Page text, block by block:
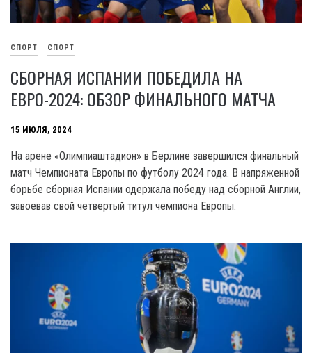
СПОРТ СПОРТ
СБОРНАЯ ИСПАНИИ ПОБЕДИЛА НА
ЕВРО-2024: ОБЗОР ФИНАЛЬНОГО МАТЧА
15 ИЮЛЯ, 2024
На арене «Олимпиаштадион» в Берлине завершился финальный
матч Чемпионата Европы по футболу 2024 года. В напряженной
борьбе сборная Испании одержала победу над сборной Англии,
завоевав свой четвертый титул чемпиона Европы.